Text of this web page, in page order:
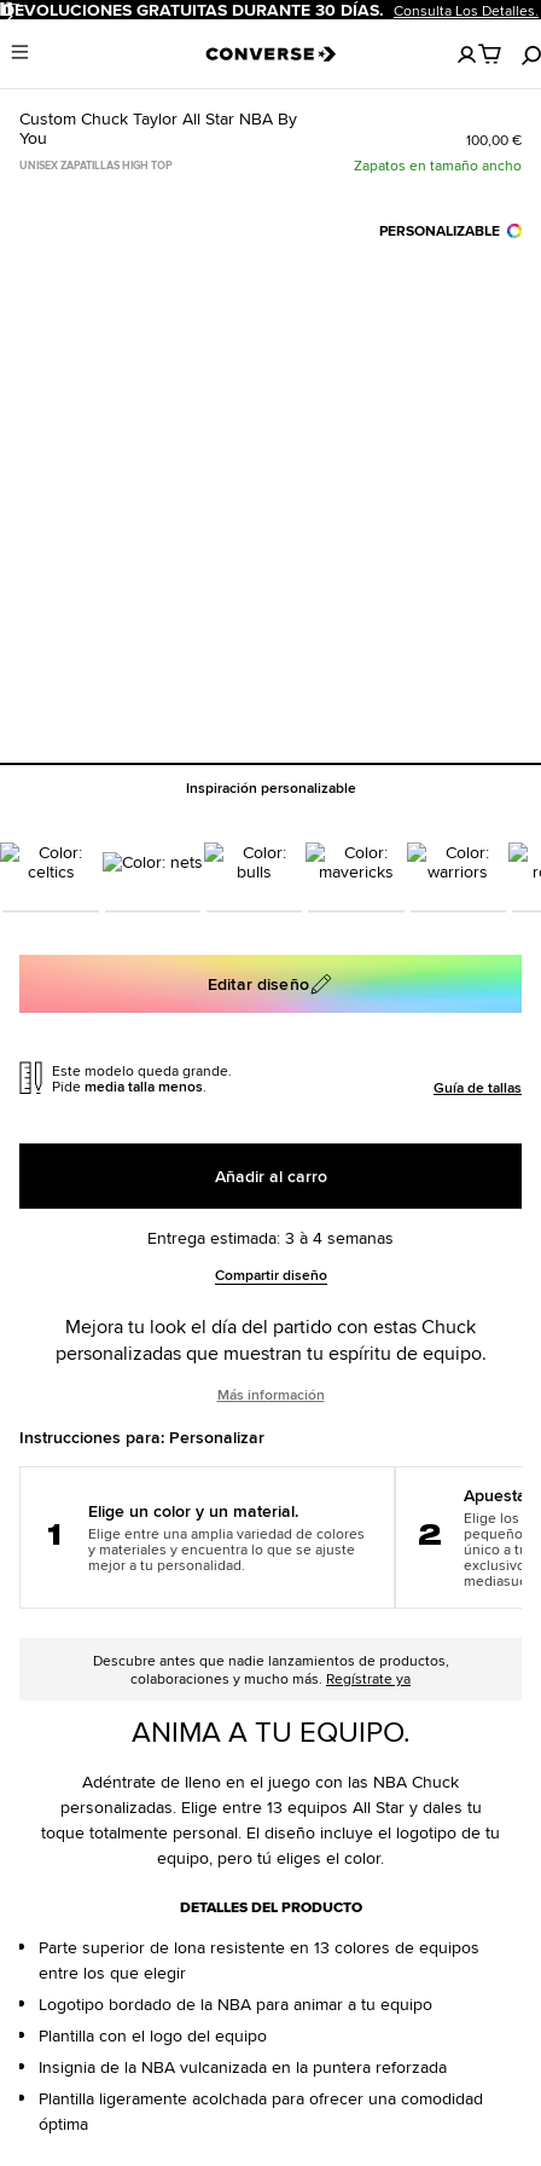
Pausar
DEVOLUCIONES GRATUITAS DURANTE 30 DÍAS. Consulta Los Detalles.
Menu
No
hay
artículos
carro
Custom Chuck Taylor All Star NBA By
You
100,00 €
UNISEX ZAPATILLAS HIGH TOP Zapatos en tamaño ancho
PERSONALIZABLE
Inspiración personalizable
Editar diseño
Este modelo queda grande.
Pidemedia talla menos. Guía de tallas
Añadir al carro
Entrega estimada: 3 à 4 semanas
options
Compartir diseño
Mejora tu look el día del partido con estas Chuck
personalizadas que muestran tu espíritu de equipo.
Más información
Instrucciones para: Personalizar
Paso
1
Elige un color y un material.
Elige entre una amplia variedad de colores
y materiales y encuentra lo que se ajuste
mejor a tu personalidad.
Paso
2
Apuesta
Elige los
pequeños
único a tu
exclusivos
mediasuela.
Descubre antes que nadie lanzamientos de productos,
colaboraciones y mucho más. Regístrate ya
ANIMA A TU EQUIPO.
Adéntrate de lleno en el juego con las NBA Chuck
personalizadas. Elige entre 13 equipos All Star y dales tu
toque totalmente personal. El diseño incluye el logotipo de tu
equipo, pero tú eliges el color.
DETALLES DEL PRODUCTO
Parte superior de lona resistente en 13 colores de equipos
entre los que elegir
Logotipo bordado de la NBA para animar a tu equipo
Plantilla con el logo del equipo
Insignia de la NBA vulcanizada en la puntera reforzada
Plantilla ligeramente acolchada para ofrecer una comodidad
óptima